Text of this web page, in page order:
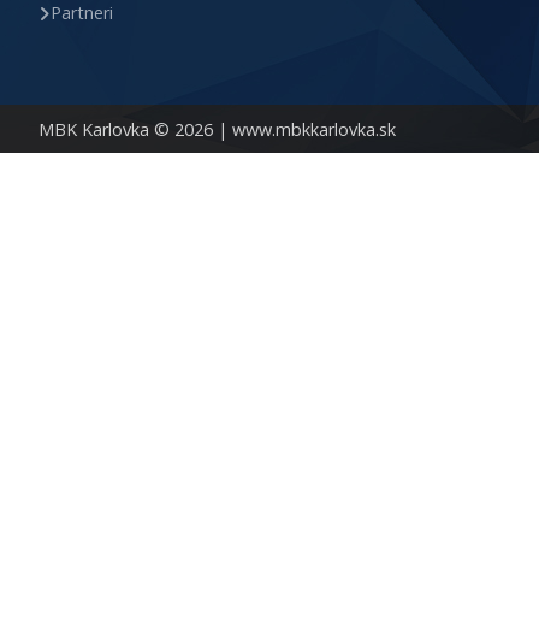
MBK Karlovka © 2026 | www.mbkkarlovka.sk
Partneri